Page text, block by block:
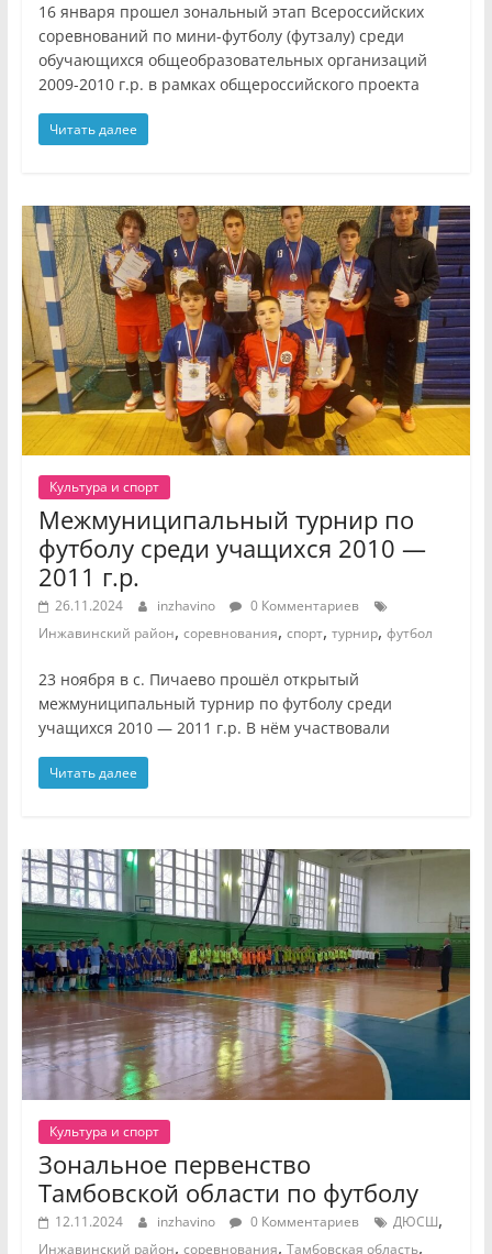
16 января прошел зональный этап Всероссийских
соревнований по мини-футболу (футзалу) среди
обучающихся общеобразовательных организаций
2009-2010 г.р. в рамках общероссийского проекта
Читать далее
Культура и спорт
Межмуниципальный турнир по
футболу среди учащихся 2010 —
2011 г.р.
26.11.2024 inzhavino
0 Комментариев
Инжавинский район, соревнования, спорт, турнир, футбол
23 ноября в с. Пичаево прошёл открытый
межмуниципальный турнир по футболу среди
учащихся 2010 — 2011 г.р. В нём участвовали
Читать далее
Культура и спорт
Зональное первенство
Тамбовской области по футболу
12.11.2024 inzhavino 0 Комментариев ДЮСШ,
Инжавинский район, соревнования, Тамбовская область,